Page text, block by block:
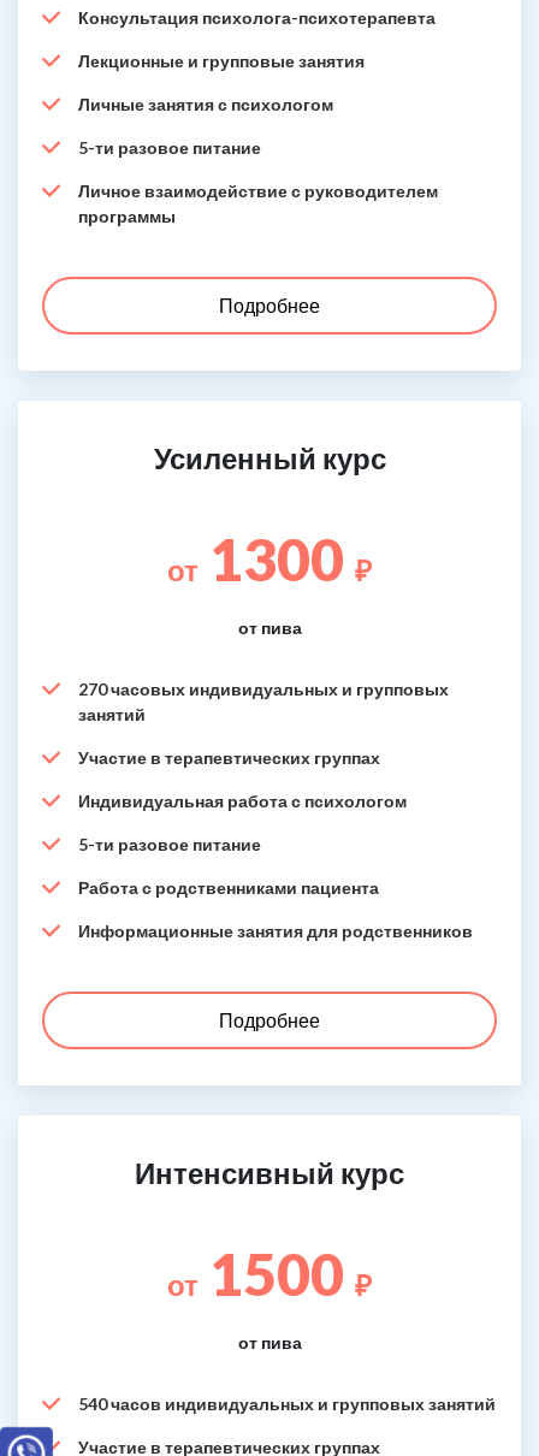
Консультация психолога-психотерапевта
Лекционные и групповые занятия
Личные занятия с психологом
5-ти разовое питание
Личное взаимодействие с руководителем
программы
Подробнее
Усиленный курс
от 1300 ₽
от пива
270 часовых индивидуальных и групповых
занятий
Участие в терапевтических группах
Индивидуальная работа с психологом
5-ти разовое питание
Работа с родственниками пациента
Информационные занятия для родственников
Подробнее
Интенсивный курс
от 1500 ₽
от пива
540 часов индивидуальных и групповых занятий
Участие в терапевтических группах